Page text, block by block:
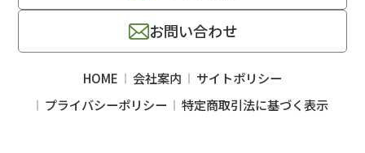
お問い合わせ
HOME 会社案内
サイトポリシー
プライバシーポリシー
特定商取引法に基づく表示